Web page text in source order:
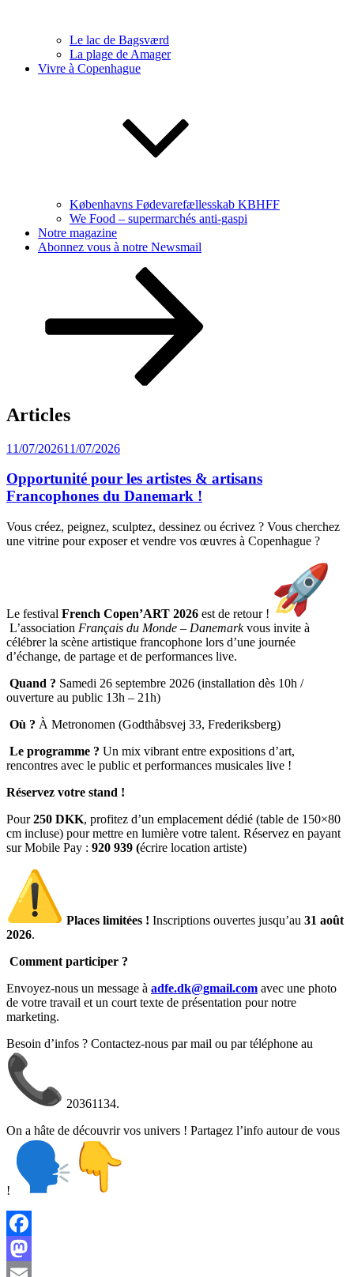
Le lac de Bagsværd
La plage de Amager
Vivre à Copenhague
Københavns Fødevarefællesskab KBHFF
We Food – supermarchés anti-gaspi
Notre magazine
Abonnez vous à notre Newsmail
Articles
Publié
11/07/202611/07/2026
Opportunité pour les artistes & artisans
Francophones du Danemark !
Vous créez, peignez, sculptez, dessinez ou écrivez ? Vous cherchez
une vitrine pour exposer et vendre vos œuvres à Copenhague ?
Le festival French Copen’ART 2026 est de retour !
L’association Français du Monde – Danemarkvous invite à
célébrer la scène artistique francophone lors d’une journée
d’échange, de partage et de performances live.
Quand ? Samedi 26 septembre 2026 (installation dès 10h /
ouverture au public 13h – 21h)
Où ? À Metronomen (Godthåbsvej 33, Frederiksberg)
Le programme ? Un mix vibrant entre expositions d’art,
rencontres avec le public et performances musicales live !
Réservez votre stand !
Pour250 DKK, profitez d’un emplacement dédié (table de 150×80
cm incluse) pour mettre en lumière votre talent. Réservez en payant
sur Mobile Pay : 920 939 (écrire location artiste)
Places limitées ! Inscriptions ouvertes jusqu’au 31 août
2026.
Comment participer ?
Envoyez-nous un message à adfe.dk@gmail.com avec une photo
de votre travail et un court texte de présentation pour notre
marketing.
Besoin d’infos ? Contactez-nous par mail ou par téléphone au
20361134.
On a hâte de découvrir vos univers ! Partagez l’info autour de vous
!
Facebook
Mastodon